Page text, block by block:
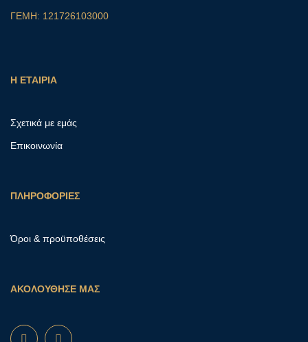
ΓΕΜΗ: 121726103000
Η ΕΤΑΙΡΙΑ
Σχετικά με εμάς
Επικοινωνία
ΠΛΗΡΟΦΟΡΙΕΣ
Όροι & προϋποθέσεις
ΑΚΟΛΟΥΘΗΣΕ ΜΑΣ